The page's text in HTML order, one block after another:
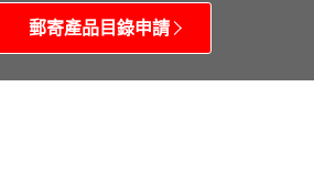
郵寄產品目錄申請